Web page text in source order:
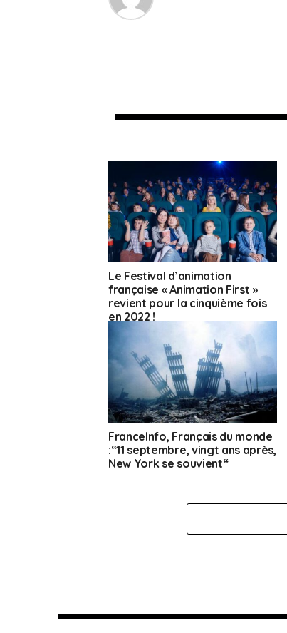
Le Festival d’animation
française « Animation First »
revient pour la cinquième fois
en 2022 !
FranceInfo, Français du monde
:“11 septembre, vingt ans après,
New York se souvient“